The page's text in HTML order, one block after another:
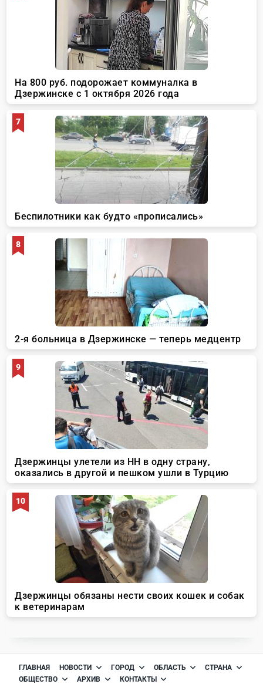
ГЛАВНАЯ НОВОСТИ ГОРОД ОБЛАСТЬ
СТРАНА
ОБЩЕСТВО
АРХИВ КОНТАКТЫ